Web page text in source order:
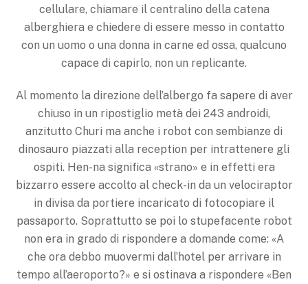
cellulare, chiamare il centralino della catena
alberghiera e chiedere di essere messo in contatto
con un uomo o una donna in carne ed ossa, qualcuno
capace di capirlo, non un replicante.
Al momento la direzione dell’albergo fa sapere di aver
chiuso in un ripostiglio metà dei 243 androidi,
anzitutto Churi ma anche i robot con sembianze di
dinosauro piazzati alla reception per intrattenere gli
ospiti. Hen-na significa «strano» e in effetti era
bizzarro essere accolto al check-in da un velociraptor
in divisa da portiere incaricato di fotocopiare il
passaporto. Soprattutto se poi lo stupefacente robot
non era in grado di rispondere a domande come: «A
che ora debbo muovermi dall’hotel per arrivare in
tempo all’aeroporto?» e si ostinava a rispondere «Ben